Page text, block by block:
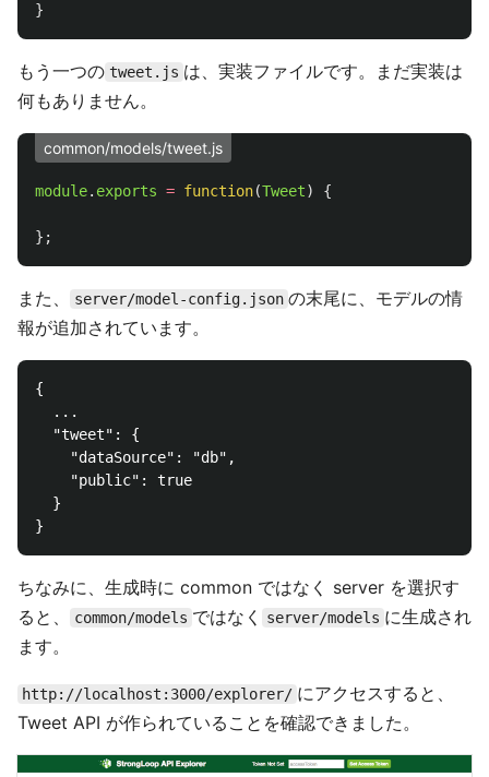
}
もう一つの tweet.js は、実装ファイルです。まだ実装は
何もありません。
common/models/tweet.js
module. exports = function(Tweet) {
};
また、 server/model-config.json の末尾に、モデルの情
報が追加されています。
{
  ...
  "tweet": {
    "dataSource": "db",
    "public": true
  }
ちなみに、生成時に common ではなく server を選択す
ると、
common/models ではなく server/models に生成され
ます。
http://localhost:3000/explorer/ にアクセスすると、
Tweet API が作られていることを確認できました。